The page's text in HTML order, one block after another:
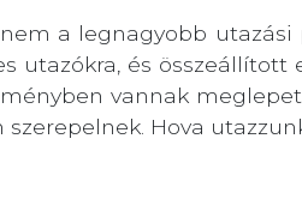
a legnagyobb
utazókra, és
vannak
szerepelnek. Hova